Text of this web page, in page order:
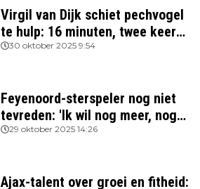
Virgil van Dijk schiet pechvogel
te hulp: 16 minuten, twee keer
rood
30 oktober 2025 9:54
Feyenoord-sterspeler nog niet
tevreden: 'Ik wil nog meer, nog
beter spelen'
29 oktober 2025 14:26
Ajax-talent over groei en fitheid: